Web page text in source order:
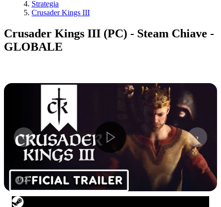
Strategia
Crusader Kings III
Crusader Kings III (PC) - Steam Chiave -
GLOBALE
1/12